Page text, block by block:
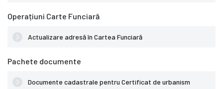
Operațiuni Carte Funciară
Actualizare adresă în Cartea Funciară
Pachete documente
Documente cadastrale pentru Certificat de urbanism